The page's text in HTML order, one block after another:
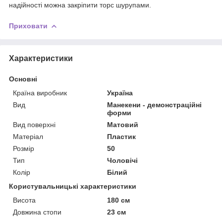
надійності можна закріпити торс шурупами.
Приховати
Характеристики
Основні
Країна виробник
Україна
Вид
Манекени - демонстраційні
форми
Вид поверхні
Матовий
Матеріал
Пластик
Розмір
50
Тип
Чоловічі
Колір
Білий
Користувальницькі характеристики
Висота
180 см
Довжина стопи
23 см